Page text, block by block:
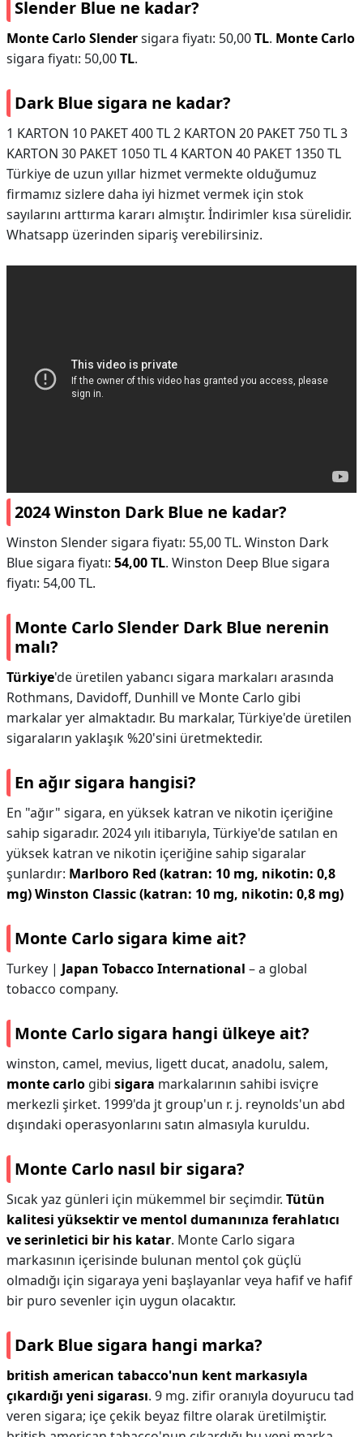
Slender Blue ne kadar?
Monte Carlo Slendersigara fiyatı: 50,00TL. Monte Carlo
sigara fiyatı: 50,00TL.
Dark Blue sigara ne kadar?
​​​​​​​1 KARTON 10 PAKET 400 TL 2 KARTON 20 PAKET 750 TL 3
KARTON 30 PAKET 1050 TL 4 KARTON 40 PAKET 1350 TL
Türkiye de uzun yıllar hizmet vermekte olduğumuz
firmamız sizlere daha iyi hizmet vermek için stok
sayılarını arttırma kararı almıştır. İndirimler kısa sürelidir.
Whatsapp üzerinden sipariş verebilirsiniz.
2024 Winston Dark Blue ne kadar?
Winston Slender sigara fiyatı: 55,00 TL. Winston Dark
Blue sigara fiyatı: 54,00 TL. Winston Deep Blue sigara
fiyatı: 54,00 TL.
Monte Carlo Slender Dark Blue nerenin
malı?
Türkiye'de üretilen yabancı sigara markaları arasında
Rothmans, Davidoff, Dunhill ve Monte Carlo gibi
markalar yer almaktadır. Bu markalar, Türkiye'de üretilen
sigaraların yaklaşık %20'sini üretmektedir.
En ağır sigara hangisi?
En "ağır" sigara, en yüksek katran ve nikotin içeriğine
sahip sigaradır. 2024 yılı itibarıyla, Türkiye'de satılan en
yüksek katran ve nikotin içeriğine sahip sigaralar
şunlardır: Marlboro Red (katran: 10 mg, nikotin: 0,8
mg)Winston Classic (katran: 10 mg, nikotin: 0,8 mg)
Monte Carlo sigara kime ait?
Turkey | Japan Tobacco International – a global
tobacco company.
Monte Carlo sigara hangi ülkeye ait?
winston, camel, mevius, ligett ducat, anadolu, salem,
monte carlo gibi sigara markalarının sahibi isviçre
merkezli şirket. 1999'da jt group'un r. j. reynolds'un abd
dışındaki operasyonlarını satın almasıyla kuruldu.
Monte Carlo nasıl bir sigara?
Sıcak yaz günleri için mükemmel bir seçimdir. Tütün
kalitesi yüksektir ve mentol dumanınıza ferahlatıcı
ve serinletici bir his katar. Monte Carlo sigara
markasının içerisinde bulunan mentol çok güçlü
olmadığı için sigaraya yeni başlayanlar veya hafif ve hafif
bir puro sevenler için uygun olacaktır.
Dark Blue sigara hangi marka?
british american tabacco'nun kent markasıyla
çıkardığı yeni sigarası. 9 mg. zifir oranıyla doyurucu tad
veren sigara; içe çekik beyaz filtre olarak üretilmiştir.